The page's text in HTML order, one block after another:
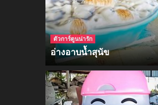
ตัวการ์ตูนน่ารัก
อ่างอาบน้ำสุนัข